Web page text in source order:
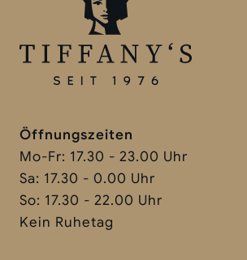
Öffnungszeiten
Mo-Fr: 17.30 - 23.00 Uhr
Sa: 17.30 - 0.00 Uhr
So: 17.30 - 22.00 Uhr
Kein Ruhetag